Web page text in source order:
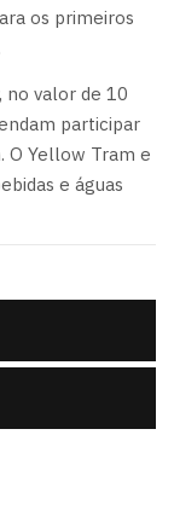
os primeiros
no valor de 10
participar
O Yellow Tram e
e águas